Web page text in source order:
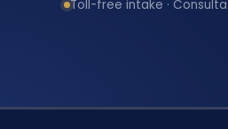
Toll-free intake ·